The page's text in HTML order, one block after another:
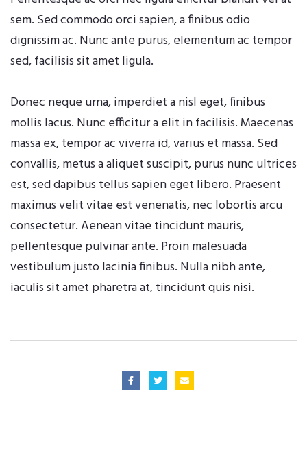
sem. Sed commodo orci sapien, a finibus odio
dignissim ac. Nunc ante purus, elementum ac tempor
sed, facilisis sit amet ligula.
Donec neque urna, imperdiet a nisl eget, finibus
mollis lacus. Nunc efficitur a elit in facilisis. Maecenas
massa ex, tempor ac viverra id, varius et massa. Sed
convallis, metus a aliquet suscipit, purus nunc ultrices
est, sed dapibus tellus sapien eget libero. Praesent
maximus velit vitae est venenatis, nec lobortis arcu
consectetur. Aenean vitae tincidunt mauris,
pellentesque pulvinar ante. Proin malesuada
vestibulum justo lacinia finibus. Nulla nibh ante,
iaculis sit amet pharetra at, tincidunt quis nisi.